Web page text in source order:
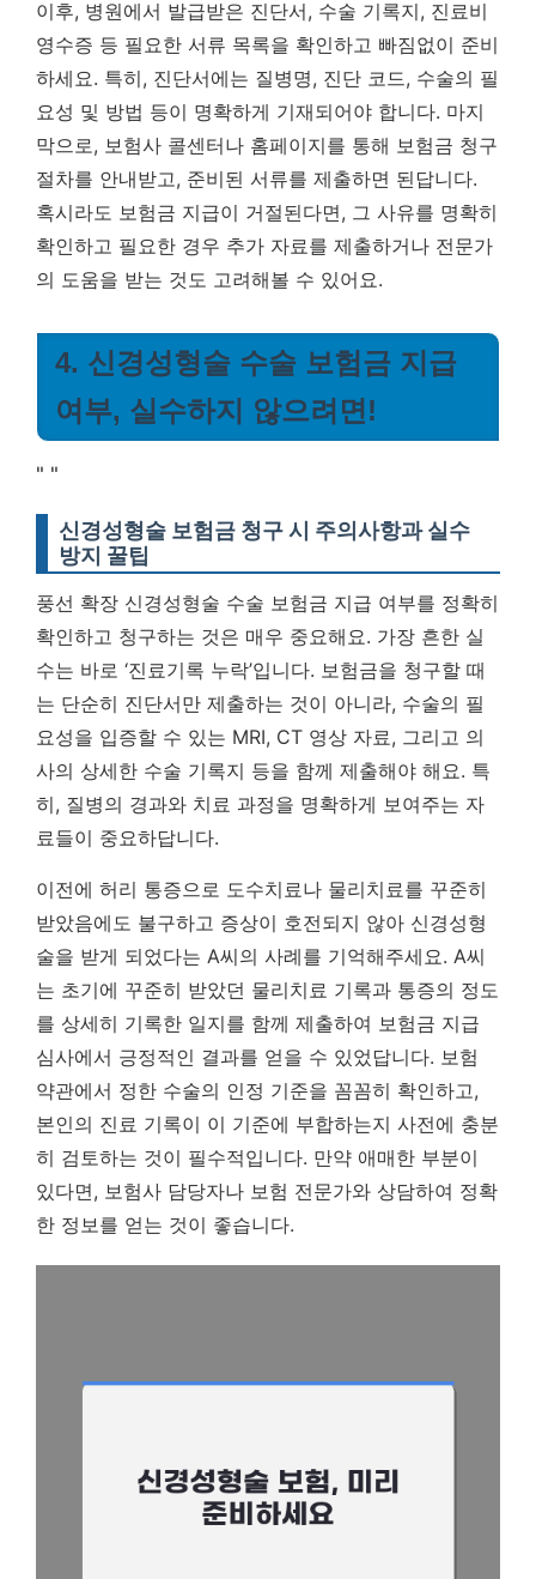
이후, 병원에서 발급받은 진단서, 수술 기록지, 진료비
영수증 등 필요한 서류 목록을 확인하고 빠짐없이 준비
하세요. 특히, 진단서에는 질병명, 진단 코드, 수술의 필
요성 및 방법 등이 명확하게 기재되어야 합니다. 마지
막으로, 보험사 콜센터나 홈페이지를 통해 보험금 청구
절차를 안내받고, 준비된 서류를 제출하면 된답니다.
혹시라도 보험금 지급이 거절된다면, 그 사유를 명확히
확인하고 필요한 경우 추가 자료를 제출하거나 전문가
의 도움을 받는 것도 고려해볼 수 있어요.
4. 신경성형술 수술 보험금 지급
여부, 실수하지 않으려면!
" "
신경성형술 보험금 청구 시 주의사항과 실수
방지 꿀팁
풍선 확장 신경성형술 수술 보험금 지급 여부를 정확히
확인하고 청구하는 것은 매우 중요해요. 가장 흔한 실
수는 바로 ‘진료기록 누락’입니다. 보험금을 청구할 때
는 단순히 진단서만 제출하는 것이 아니라, 수술의 필
요성을 입증할 수 있는 MRI, CT 영상 자료, 그리고 의
사의 상세한 수술 기록지 등을 함께 제출해야 해요. 특
히, 질병의 경과와 치료 과정을 명확하게 보여주는 자
료들이 중요하답니다.
이전에 허리 통증으로 도수치료나 물리치료를 꾸준히
받았음에도 불구하고 증상이 호전되지 않아 신경성형
술을 받게 되었다는 A씨의 사례를 기억해주세요. A씨
는 초기에 꾸준히 받았던 물리치료 기록과 통증의 정도
를 상세히 기록한 일지를 함께 제출하여 보험금 지급
심사에서 긍정적인 결과를 얻을 수 있었답니다. 보험
약관에서 정한 수술의 인정 기준을 꼼꼼히 확인하고,
본인의 진료 기록이 이 기준에 부합하는지 사전에 충분
히 검토하는 것이 필수적입니다. 만약 애매한 부분이
있다면, 보험사 담당자나 보험 전문가와 상담하여 정확
한 정보를 얻는 것이 좋습니다.